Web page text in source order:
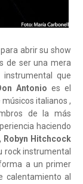
abrir su show
de ser una mera
instrumental que
Antonio es el
italianos ,
de la más
haciendo
Robyn Hitchcock
rock instrumental
a un primer
calentamiento al